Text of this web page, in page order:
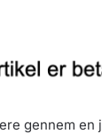
gennem en